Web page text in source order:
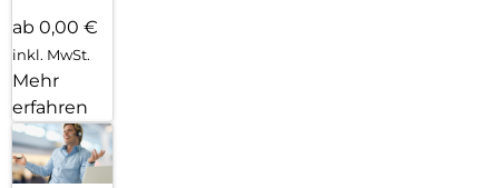
ab 0,00 €
inkl. MwSt.
Mehr
erfahren